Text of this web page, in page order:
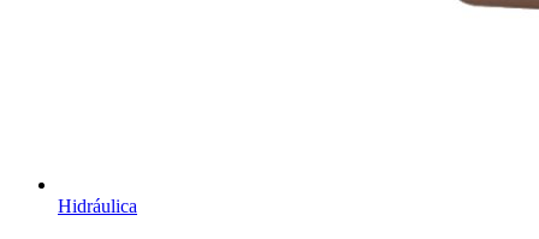
Hidráulica